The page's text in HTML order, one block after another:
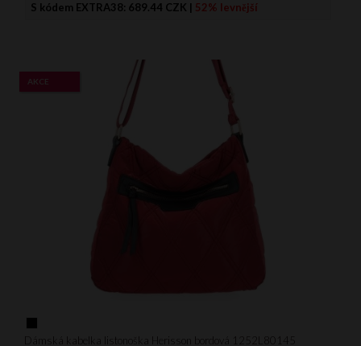
S kódem EXTRA38: 689.44 CZK | 52% levnější
Dámská kabelka listonoška Herisson bordová 1252L80145
AKCE